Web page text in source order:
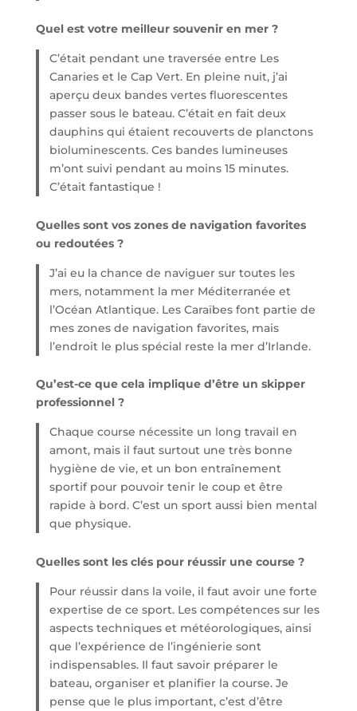
Quel est votre meilleur souvenir en mer ?
C’était pendant une traversée entre Les
Canaries et le Cap Vert. En pleine nuit, j’ai
aperçu deux bandes vertes fluorescentes
passer sous le bateau. C’était en fait deux
dauphins qui étaient recouverts de planctons
bioluminescents. Ces bandes lumineuses
m’ont suivi pendant au moins 15 minutes.
C’était fantastique !
Quelles sont vos zones de navigation favorites
ou redoutées ?
J’ai eu la chance de naviguer sur toutes les
mers, notamment la mer Méditerranée et
l’Océan Atlantique. Les Caraïbes font partie de
mes zones de navigation favorites, mais
l’endroit le plus spécial reste la mer d’Irlande.
Qu’est-ce que cela implique d’être un skipper
professionnel ?
Chaque course nécessite un long travail en
amont, mais il faut surtout une très bonne
hygiène de vie, et un bon entraînement
sportif pour pouvoir tenir le coup et être
rapide à bord. C’est un sport aussi bien mental
que physique.
Quelles sont les clés pour réussir une course ?
Pour réussir dans la voile, il faut avoir une forte
expertise de ce sport. Les compétences sur les
aspects techniques et météorologiques, ainsi
que l’expérience de l’ingénierie sont
indispensables. Il faut savoir préparer le
bateau, organiser et planifier la course. Je
pense que le plus important, c’est d’être